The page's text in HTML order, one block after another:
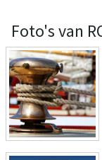
Foto's van